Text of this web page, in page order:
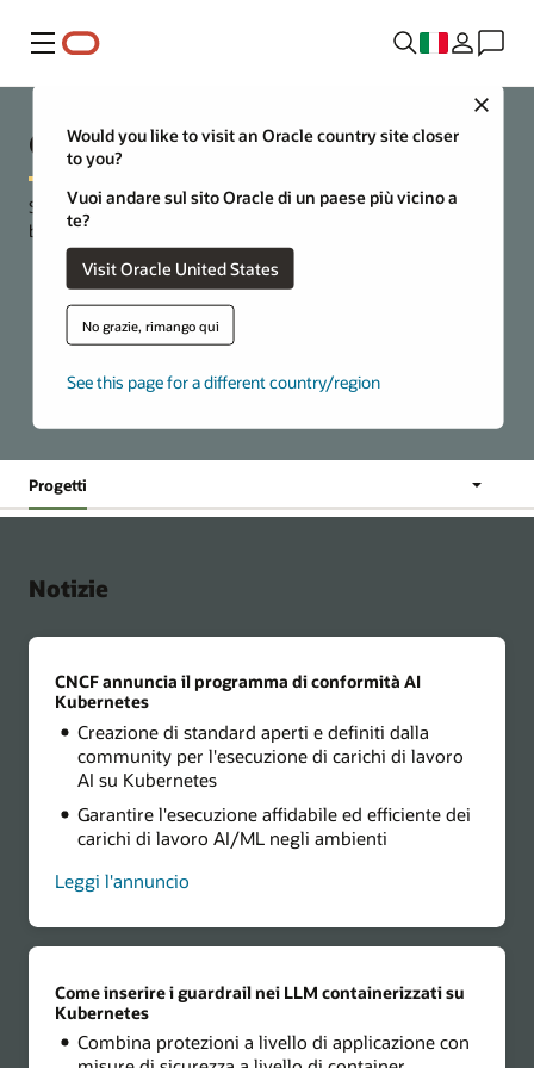
Menu
Would you like to visit an Oracle country site closer
to you?
Vuoi andare sul sito Oracle di un paese più vicino a
te?
Visit Oracle United States
No grazie, rimango qui
See this page for a different country/region
Open source in Oracle
Scelta e flessibilità per creare e distribuire applicazioni e servizi
basati sul cloud.
Vai a:
primo piano
frequenti
Progetti
Notizie
CNCF annuncia il programma di conformità AI
Kubernetes
Creazione di standard aperti e definiti dalla
community per l'esecuzione di carichi di lavoro
AI su Kubernetes
Garantire l'esecuzione affidabile ed efficiente dei
carichi di lavoro AI/ML negli ambienti
Leggi l'annuncio
Come inserire i guardrail nei LLM containerizzati su
Kubernetes
Combina protezioni a livello di applicazione con